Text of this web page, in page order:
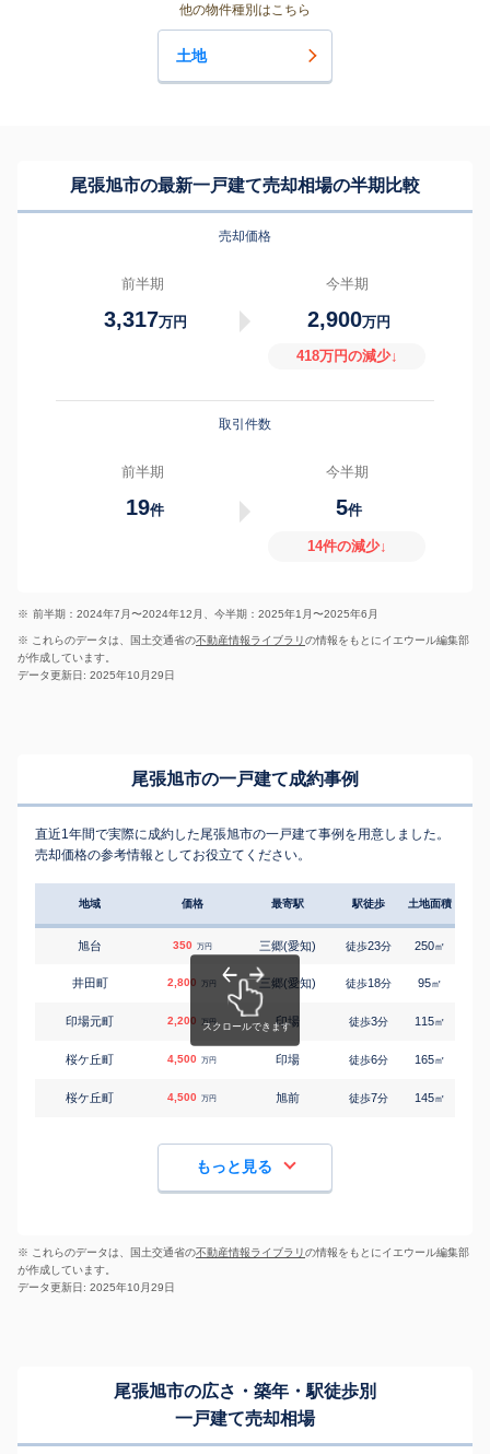
他の物件種別はこちら
土地
尾張旭市の最新一戸建て売却相場の半期比較
売却価格
前半期
3,317万円
今半期
2,900万円
418万円の減少↓
取引件数
前半期
19件
今半期
5件
14件の減少↓
※ 前半期：2024年7月〜2024年12月、今半期：2025年1月〜2025年6月
※ これらのデータは、国土交通省の不動産情報ライブラリの情報をもとにイエウール編集部
が作成しています。
データ更新日: 2025年10月29日
尾張旭市の一戸建て成約事例
直近1年間で実際に成約した尾張旭市の一戸建て事例を用意しました。
売却価格の参考情報としてお役立てください。
地域 価格 最寄駅 駅徒歩 土地面積
旭台 350 万円 三郷(愛知) 徒歩23分 250㎡
井田町 2,800 万円 三郷(愛知) 徒歩18分 95㎡
印場元町 2,200 万円 印場 徒歩3分 115㎡
桜ケ丘町 4,500 万円 印場 徒歩6分 165㎡
桜ケ丘町 4,500 万円 旭前 徒歩7分 145㎡
もっと見る
※ これらのデータは、国土交通省の不動産情報ライブラリの情報をもとにイエウール編集部
が作成しています。
データ更新日: 2025年10月29日
尾張旭市の広さ・築年・駅徒歩別
一戸建て売却相場